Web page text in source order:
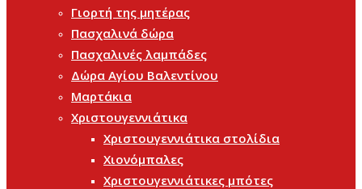
Γιορτή της μητέρας
Πασχαλινά δώρα
Πασχαλινές λαμπάδες
Δώρα Αγίου Βαλεντίνου
Μαρτάκια
Χριστουγεννιάτικα
Χριστουγεννιάτικα στολίδια
Χιονόμπαλες
Χριστουγεννιάτικες μπότες